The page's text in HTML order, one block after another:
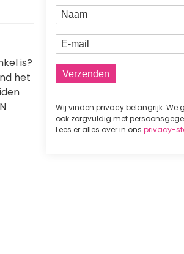
is?
het
Naam
E-mail
Wij vinden privacy belangrijk. We
ook zorgvuldig met
Lees er alles over in ons privacy-